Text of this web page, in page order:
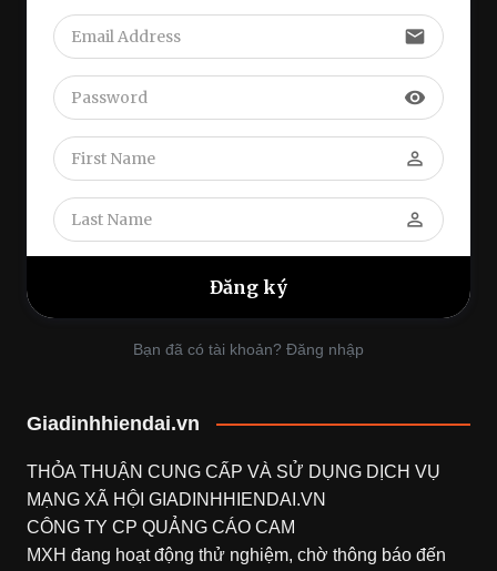
email
visibility
perm_identity
perm_identity
Bạn đã có tài khoản? Đăng nhập
Giadinhhiendai.vn
THỎA THUẬN CUNG CẤP VÀ SỬ DỤNG DỊCH VỤ
MẠNG XÃ HỘI GIADINHHIENDAI.VN
CÔNG TY CP QUẢNG CÁO CAM
MXH đang hoạt động thử nghiệm, chờ thông báo đến